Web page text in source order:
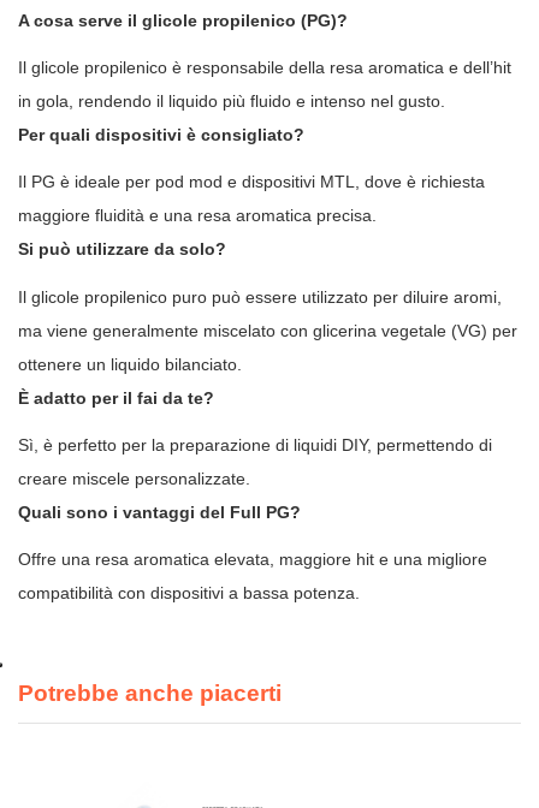
A cosa serve il glicole propilenico (PG)?
Il glicole propilenico è responsabile della resa aromatica e dell’hit
in gola, rendendo il liquido più fluido e intenso nel gusto.
Per quali dispositivi è consigliato?
Il PG è ideale per pod mod e dispositivi MTL, dove è richiesta
maggiore fluidità e una resa aromatica precisa.
Si può utilizzare da solo?
Il glicole propilenico puro può essere utilizzato per diluire aromi,
ma viene generalmente miscelato con glicerina vegetale (VG) per
ottenere un liquido bilanciato.
È adatto per il fai da te?
Sì, è perfetto per la preparazione di liquidi DIY, permettendo di
creare miscele personalizzate.
Quali sono i vantaggi del Full PG?
Offre una resa aromatica elevata, maggiore hit e una migliore
compatibilità con dispositivi a bassa potenza.
Potrebbe anche piacerti